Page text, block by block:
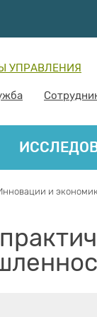
УПРАВЛЕНИЯ
и